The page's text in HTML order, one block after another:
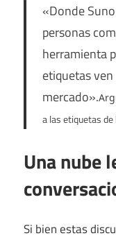
«Donde
personas
herramienta
etiquetas
mercado».
a las etiquetas de
Una nube
Si bien estas